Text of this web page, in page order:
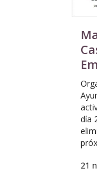
día
21